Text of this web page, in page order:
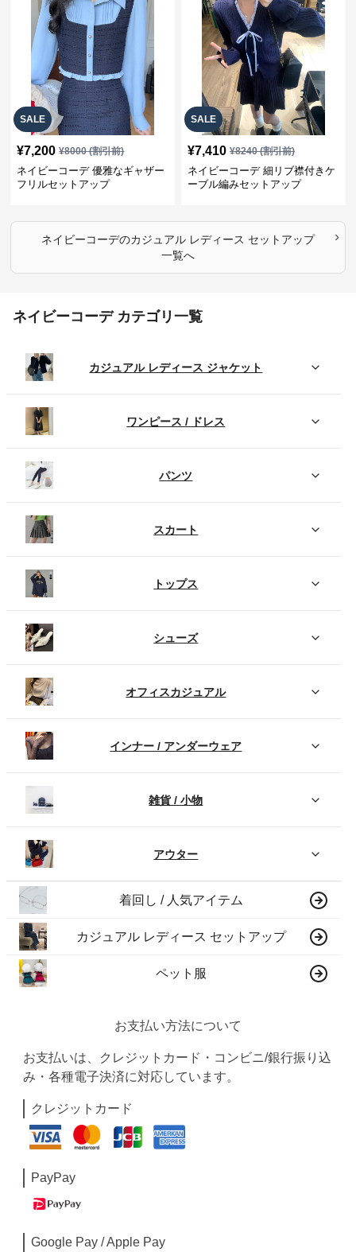
SALE
¥7,200 ¥8000(割引前)
ネイビーコーデ 優雅なギャザー
フリルセットアップ
SALE
¥7,410 ¥8240(割引前)
ネイビーコーデ 細リブ襟付きケ
ーブル編みセットアップ
ネイビーコーデのカジュアル レディース セットアップ
一覧へ
›
ネイビーコーデ カテゴリ一覧
カジュアル レディース ジャケット
ワンピース / ドレス
パンツ
スカート
トップス
シューズ
オフィスカジュアル
インナー / アンダーウェア
雑貨 / 小物
アウター
着回し / 人気アイテム
カジュアル レディース セットアップ
ペット服
お支払い方法について
お支払いは、クレジットカード・コンビニ/銀行振り込
み・各種電子決済に対応しています。
クレジットカード
PayPay
Google Pay / Apple Pay